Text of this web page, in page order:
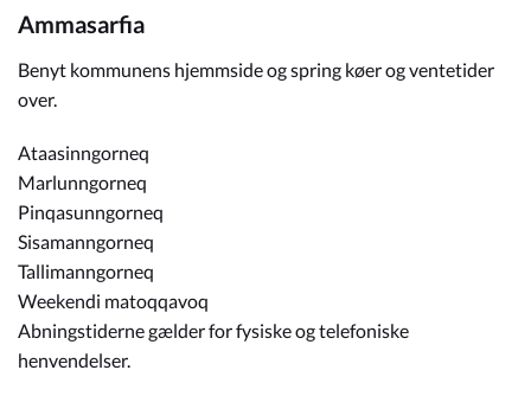
Ammasarfia
Benyt kommunens hjemmside og spring køer og ventetider
over.
Ataasinngorneq
Marlunngorneq
Pinqasunngorneq
Sisamanngorneq
Tallimanngorneq
Weekendi matoqqavoq
Abningstiderne gælder for fysiske og telefoniske
henvendelser.